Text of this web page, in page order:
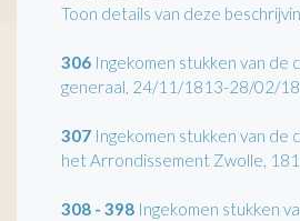
Toon details van deze
306 Ingekomen stukken van de
generaal, 24/11/1813-28/02/
307 Ingekomen stukken van de
het Arrondissement Zwolle,
308 - 398 Ingekomen stukken